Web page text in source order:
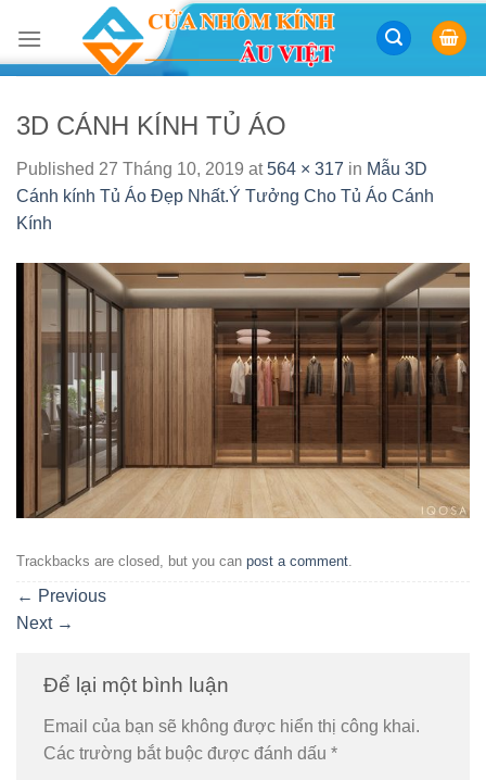
content
3D CÁNH KÍNH TỦ ÁO
Published 27 Tháng 10, 2019 at564 × 317 in Mẫu 3D
Cánh kính Tủ Áo Đẹp Nhất.Ý Tưởng Cho Tủ Áo Cánh
Kính
Trackbacks are closed, but you can post a comment.
← Previous
Next →
Để lại một bình luận
Email của bạn sẽ không được hiển thị công khai.
Các trường bắt buộc được đánh dấu *